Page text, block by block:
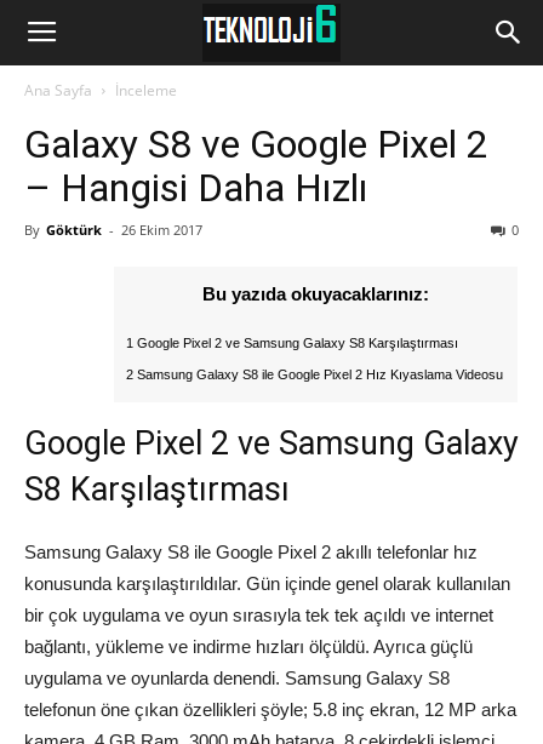
www.Teknoloji6.com
Ana Sayfa İnceleme
Galaxy S8 ve Google Pixel 2
– Hangisi Daha Hızlı
By Göktürk - 26 Ekim 2017 0
Bu yazıda okuyacaklarınız:
1 Google Pixel 2 ve Samsung Galaxy S8 Karşılaştırması
2 Samsung Galaxy S8 ile Google Pixel 2 Hız Kıyaslama Videosu
Google Pixel 2 ve Samsung Galaxy
S8 Karşılaştırması
Samsung Galaxy S8 ile Google Pixel 2 akıllı telefonlar hız
konusunda karşılaştırıldılar. Gün içinde genel olarak kullanılan
bir çok uygulama ve oyun sırasıyla tek tek açıldı ve internet
bağlantı, yükleme ve indirme hızları ölçüldü. Ayrıca güçlü
uygulama ve oyunlarda denendi. Samsung Galaxy S8
telefonun öne çıkan özellikleri şöyle; 5.8 inç ekran, 12 MP arka